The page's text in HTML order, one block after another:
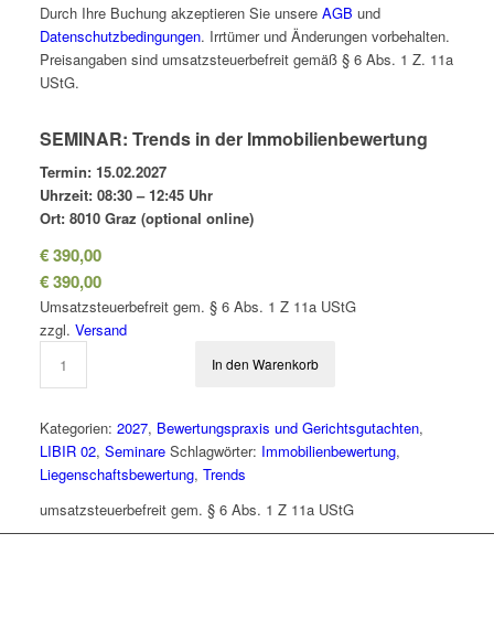
Durch Ihre Buchung akzeptieren Sie unsere AGB und
Datenschutzbedingungen. Irrtümer und Änderungen vorbehalten.
Preisangaben sind umsatzsteuerbefreit gemäß § 6 Abs. 1 Z. 11a
UStG.
SEMINAR: Trends in der Immobilienbewertung
Termin: 15.02.2027
Uhrzeit: 08:30 – 12:45 Uhr
Ort: 8010 Graz (optional online)
€390,00
€390,00
Umsatzsteuerbefreit gem. § 6 Abs. 1 Z 11a UStG
zzgl. Versand
In den Warenkorb
Kategorien: 2027, Bewertungspraxis und Gerichtsgutachten,
LIBIR 02, Seminare Schlagwörter: Immobilienbewertung,
Liegenschaftsbewertung, Trends
umsatzsteuerbefreit gem. § 6 Abs. 1 Z 11a UStG